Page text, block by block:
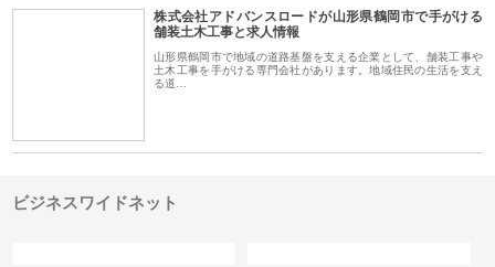
株式会社アドバンスロードが山形県鶴岡市で手がける
舗装土木工事と求人情報
山形県鶴岡市で地域の道路基盤を支える企業として、舗装工事や
土木工事を手がける専門会社があります。地域住民の生活を支え
る道…
ビジネスワイドネット